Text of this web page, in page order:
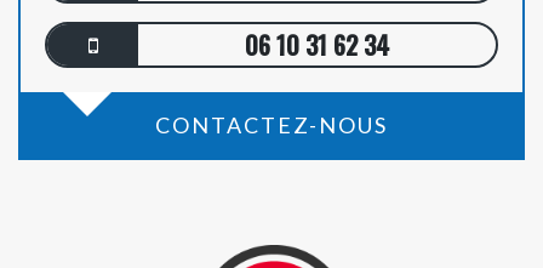
06 10 31 62 34
CONTACTEZ-NOUS